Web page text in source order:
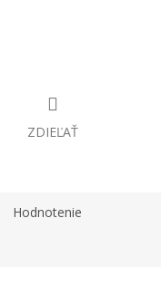
ZDIEĽAŤ
Hodnotenie